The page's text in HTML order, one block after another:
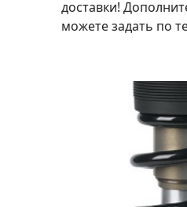
доставки!
можете задать по